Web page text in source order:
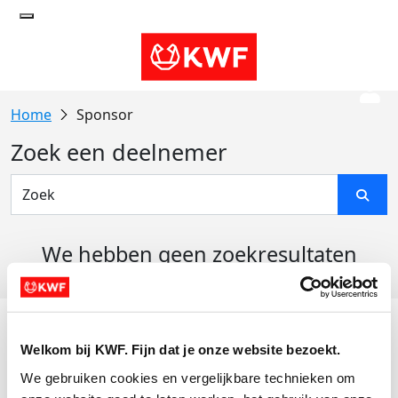
Welkom bij KWF. Fijn dat je onze website bezoekt.
We gebruiken cookies en vergelijkbare technieken om
Sponsor
Zoek een deelnemer
We hebben geen zoekresultaten
Actiematerialen
Evenementen